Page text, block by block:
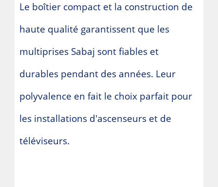
Le boîtier compact et la construction de
haute qualité garantissent que les
multiprises Sabaj sont fiables et
durables pendant des années. Leur
polyvalence en fait le choix parfait pour
les installations d'ascenseurs et de
téléviseurs.